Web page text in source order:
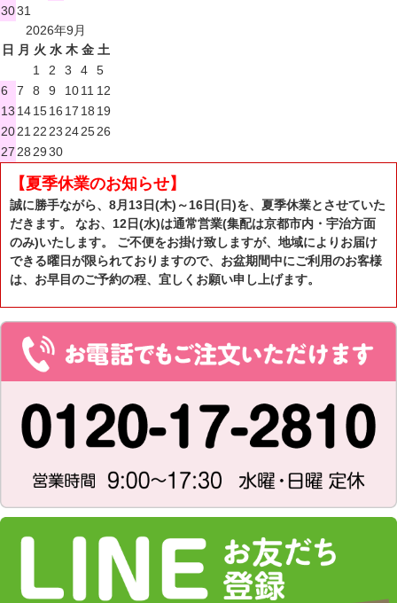
3031
2026年9月
日
月 火 水 木 金 土
1
2 3 4
5
6
7 8 9 1011 12
13 141516 17 18 19
2021 22 23 242526
27 28 2930
【夏季休業のお知らせ】
誠に勝手ながら、8月13日(木)～16日(日)を、夏季休業とさせていた
だきます。 なお、12日(水)は通常営業(集配は京都市内・宇治方面
のみ)いたします。 ご不便をお掛け致しますが、地域によりお届け
できる曜日が限られておりますので、お盆期間中にご利用のお客様
は、お早目のご予約の程、宜しくお願い申し上げます。